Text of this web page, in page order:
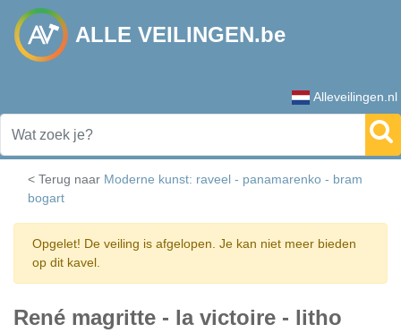
ALLE VEILINGEN.be
Alleveilingen.nl
< Terug naar Moderne kunst: raveel - panamarenko - bram
bogart
Opgelet! De veiling is afgelopen. Je kan niet meer bieden
op dit kavel.
René magritte - la victoire - litho